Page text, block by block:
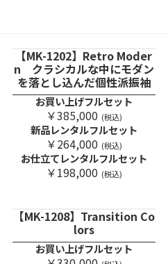
【MK-1202】Retro Moder
n クラシカルな中にモダン
を落とし込んだ個性派振袖
お買い上げフルセット
￥385,000 (税込)
新品レンタルフルセット
￥264,000 (税込)
お仕立てレンタルフルセット
￥198,000 (税込)
【MK-1208】Transition Co
lors
お買い上げフルセット